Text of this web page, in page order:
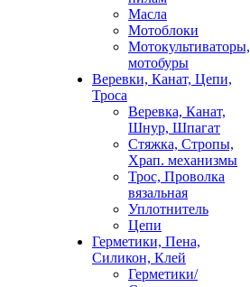
Масла
Мотоблоки
Мотокультиваторы,
мотобуры
Веревки, Канат, Цепи,
Троса
Веревка, Канат,
Шнур, Шпагат
Стяжка, Стропы,
Храп. механизмы
Трос, Проволка
вязальная
Уплотнитель
Цепи
Герметики, Пена,
Силикон, Клей
Герметики/